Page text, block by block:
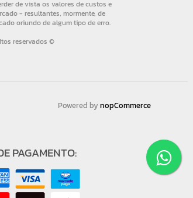
Powered bynopCommerce
PAGAMENTO: